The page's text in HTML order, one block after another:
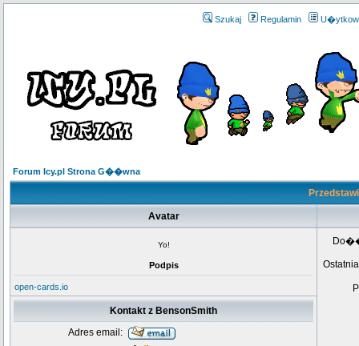
Szukaj Regulamin
Forum Icy.pl Strona G��wna
Avatar
Yo!
Podpis
open-cards.io
Kontakt z BensonSmith
Adres email: